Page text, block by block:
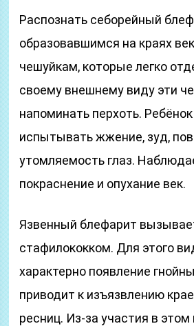
Распознать себорейный
образовавшимся на краях
чешуйкам, которые легко
своему внешнему виду эти
напоминать перхоть.
испытывать жжение, зуд,
утомляемость глаз.
покраснение и опухание век.
Язвенный блефарит
стафилококком. Для этого
характерно появление
приводит к изъязвлению
ресниц. Из-за участия в этом